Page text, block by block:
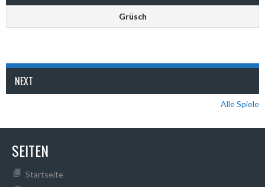
Grüsch
NEXT
Alle Spiele
SEITEN
Startseite